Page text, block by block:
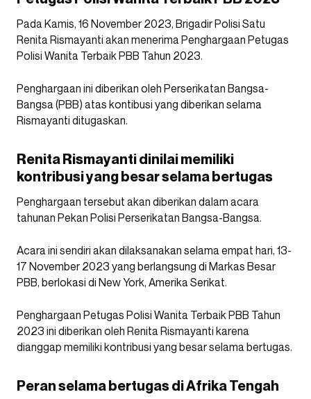
Pada Kamis, 16 November 2023, Brigadir Polisi Satu
Renita Rismayanti akan menerima Penghargaan Petugas
Polisi Wanita Terbaik PBB Tahun 2023.
Penghargaan ini diberikan oleh Perserikatan Bangsa-
Bangsa (PBB) atas kontibusi yang diberikan selama
Rismayanti ditugaskan.
Renita Rismayanti dinilai memiliki
kontribusi yang besar selama bertugas
Penghargaan tersebut akan diberikan dalam acara
tahunan Pekan Polisi Perserikatan Bangsa-Bangsa.
Acara ini sendiri akan dilaksanakan selama empat hari, 13-
17 November 2023 yang berlangsung di Markas Besar
PBB, berlokasi di New York, Amerika Serikat.
Penghargaan Petugas Polisi Wanita Terbaik PBB Tahun
2023 ini diberikan oleh Renita Rismayanti karena
dianggap memiliki kontribusi yang besar selama bertugas.
Peran selama bertugas di Afrika Tengah